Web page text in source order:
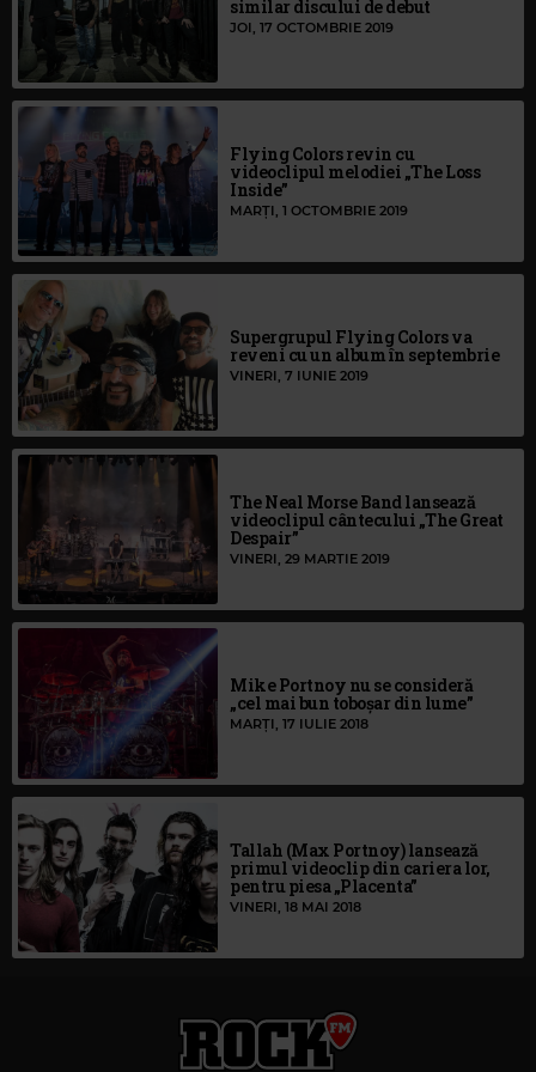
similar discului de debut
JOI, 17 OCTOMBRIE 2019
Flying Colors revin cu
videoclipul melodiei „The Loss
Inside”
MARȚI, 1 OCTOMBRIE 2019
Supergrupul Flying Colors va
reveni cu un album în septembrie
VINERI, 7 IUNIE 2019
The Neal Morse Band lansează
videoclipul cântecului „The Great
Despair”
VINERI, 29 MARTIE 2019
Mike Portnoy nu se consideră
„cel mai bun toboșar din lume”
MARȚI, 17 IULIE 2018
Tallah (Max Portnoy) lansează
primul videoclip din cariera lor,
pentru piesa „Placenta”
VINERI, 18 MAI 2018